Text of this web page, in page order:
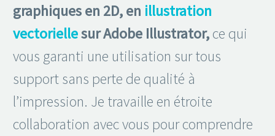
graphiques en 2D, en illustration
vectoriellesur Adobe Illustrator,ce qui
vous garanti une utilisation sur tous
support sans perte de qualité à
l’impression. Je travaille en étroite
collaboration avec vous pour comprendre